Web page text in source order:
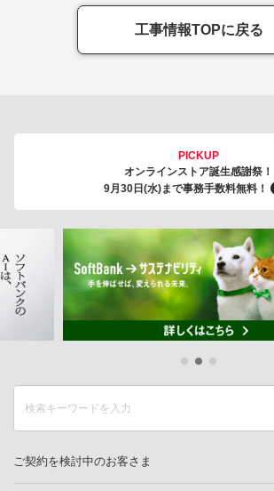
工事情報TOPに戻る
PICKUP
オンラインストア誕生感謝祭！
9月30日(水)まで事務手数料無料！
ご契約を検討中のお客さま